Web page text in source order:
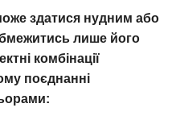
здатися нудним або
лише його
комбінації
поєднанні